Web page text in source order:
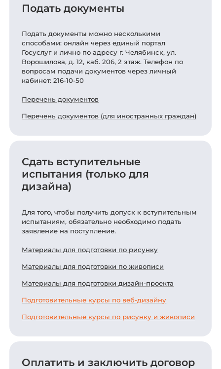
Подать документы
Подать документы можно несколькими
способами: онлайн через единый портал
Госуслуг и лично по адресу г. Челябинск, ул.
Ворошилова, д. 12, каб. 206, 2 этаж. Телефон по
вопросам подачи документов через личный
кабинет: 216-10-50
Перечень документов
Перечень документов (для иностранных граждан)
Сдать вступительные
испытания (только для
дизайна)
Для того, чтобы получить допуск к вступительным
испытаниям, обязательно необходимо подать
заявление на поступление.
Материалы для подготовки по рисунку
Материалы для подготовки по живописи
Материалы для подготовки дизайн-проекта
Подготовительные курсы по веб-дизайну
Подготовительные курсы по рисунку и живописи
Оплатить и заключить договор